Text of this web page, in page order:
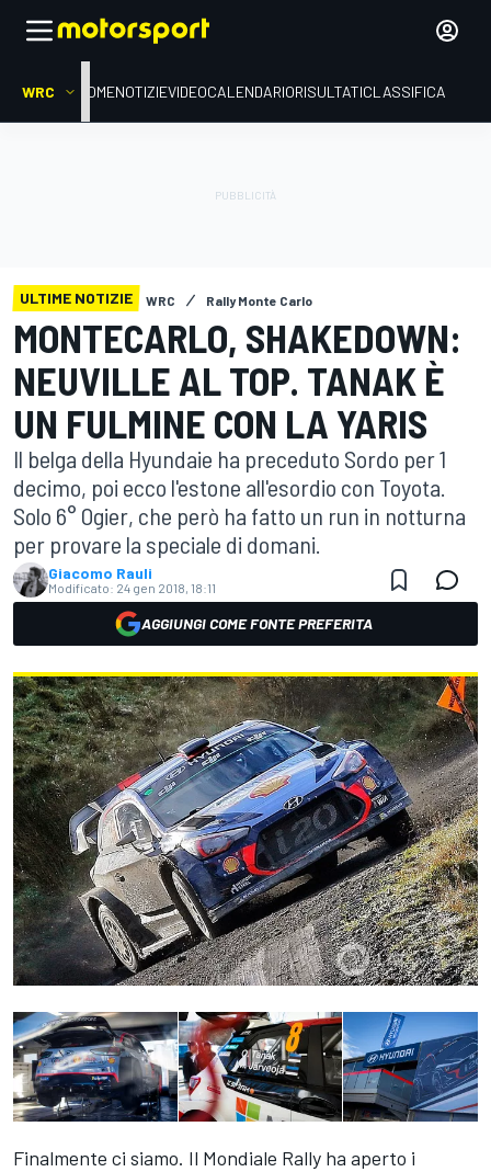
WRC HOMENOTIZIEVIDEOCALENDARIORISULTATICLASSIFICA
ULTIME NOTIZIE WRC Rally Monte Carlo
MONTECARLO, SHAKEDOWN:
NEUVILLE AL TOP. TANAK È
UN FULMINE CON LA YARIS
Il belga della Hyundaie ha preceduto Sordo per 1
decimo, poi ecco l'estone all'esordio con Toyota.
Solo 6° Ogier, che però ha fatto un run in notturna
per provare la speciale di domani.
Giacomo Rauli
Modificato: 24 gen 2018, 18:11
AGGIUNGI COME FONTE PREFERITA
Finalmente ci siamo. Il Mondiale Rally ha aperto i